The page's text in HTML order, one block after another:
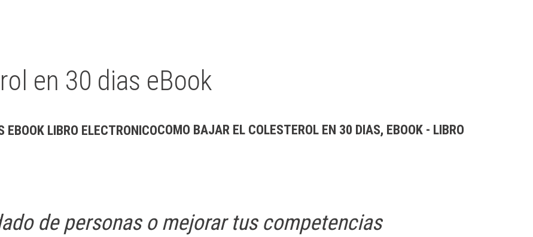
en 30 dias eBook
COMO BAJAR EL COLESTEROL EN 30 DIAS, EBOOK - LIBRO
de personas o mejorar tus competencias